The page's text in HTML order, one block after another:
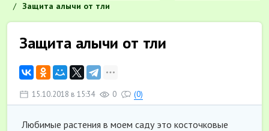
Защита алычи от тли
Защита алычи от тли
15.10.2018 в 15:34 0 (0)
Любимые растения в моем саду это косточковые